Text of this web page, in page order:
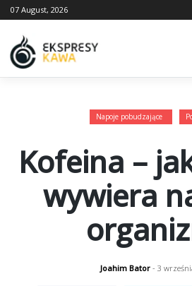
Skip
to
07 August, 2026
Napoje pobudzające
Kofeina –
wywiera
Joahim Bator - 3